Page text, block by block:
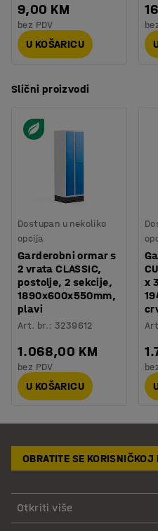
9,00 KM
bez PDV
U KOŠARICU
Slični proizvodi
Dostupan u nekoliko
opcija
Garderobni ormar s
2 vrata CLASSIC,
postolje, 2 sekcije,
1890x600x550mm,
plavi
Art. br.:3239612
1.068,00 KM
bez PDV
U KOŠARICU
x
OBRATITE SE KORISNIČKOJ
Otkriti više